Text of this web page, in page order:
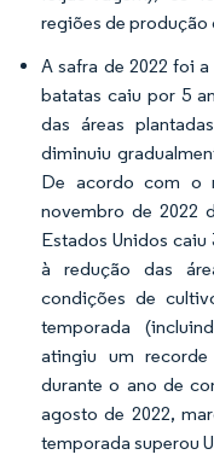
regiões de produção
A safra de 2022 foi
batatas caiu por 5
das áreas
diminuiu
De acordo com o
novembro de 2022
Estados Unidos
à redução das
condições de
temporada
atingiu um
durante o ano de
agosto de 2022,
temporada superou